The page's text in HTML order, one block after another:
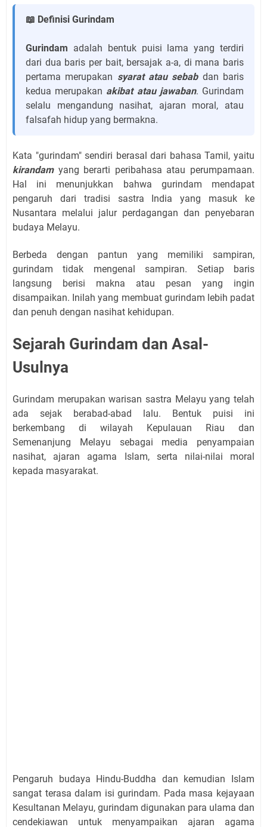
📖 Definisi Gurindam
Gurindam adalah bentuk puisi lama yang terdiri
dari dua baris per bait, bersajak a-a, di mana baris
pertama merupakan syarat atau sebabdan baris
kedua merupakan akibat atau jawaban. Gurindam
selalu mengandung nasihat, ajaran moral, atau
falsafah hidup yang bermakna.
Kata "gurindam" sendiri berasal dari bahasa Tamil, yaitu
kirandamyang berarti peribahasa atau perumpamaan.
Hal ini menunjukkan bahwa gurindam mendapat
pengaruh dari tradisi sastra India yang masuk ke
Nusantara melalui jalur perdagangan dan penyebaran
budaya Melayu.
Berbeda dengan pantun yang memiliki sampiran,
gurindam tidak mengenal sampiran. Setiap baris
langsung berisi makna atau pesan yang ingin
disampaikan. Inilah yang membuat gurindam lebih padat
dan penuh dengan nasihat kehidupan.
Sejarah Gurindam dan Asal-
Usulnya
Gurindam merupakan warisan sastra Melayu yang telah
ada sejak berabad-abad lalu. Bentuk puisi ini
berkembang di wilayah Kepulauan Riau dan
Semenanjung Melayu sebagai media penyampaian
nasihat, ajaran agama Islam, serta nilai-nilai moral
kepada masyarakat.
Pengaruh budaya Hindu-Buddha dan kemudian Islam
sangat terasa dalam isi gurindam. Pada masa kejayaan
Kesultanan Melayu, gurindam digunakan para ulama dan
cendekiawan untuk menyampaikan ajaran agama